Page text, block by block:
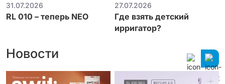
31.07.2026
RL 010 – теперь NEO
27.07.2026
Где взять детский
ирригатор?
Новости